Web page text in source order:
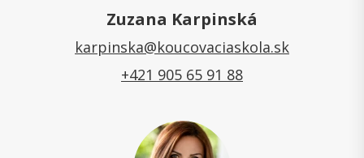
Zuzana Karpinská
karpinska@koucovaciaskola.sk
+421 905 65 91 88